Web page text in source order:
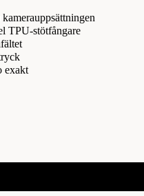
TPU-stötfångare
exakt